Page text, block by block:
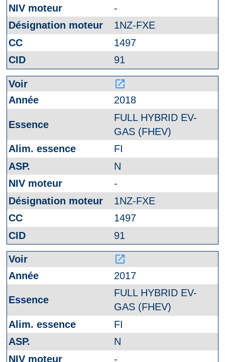
-
1NZ-FXE
1497
91
launch
2018
FULL HYBRID EV-
GAS (FHEV)
FI
N
-
1NZ-FXE
1497
91
launch
2017
FULL HYBRID EV-
GAS (FHEV)
FI
N
-